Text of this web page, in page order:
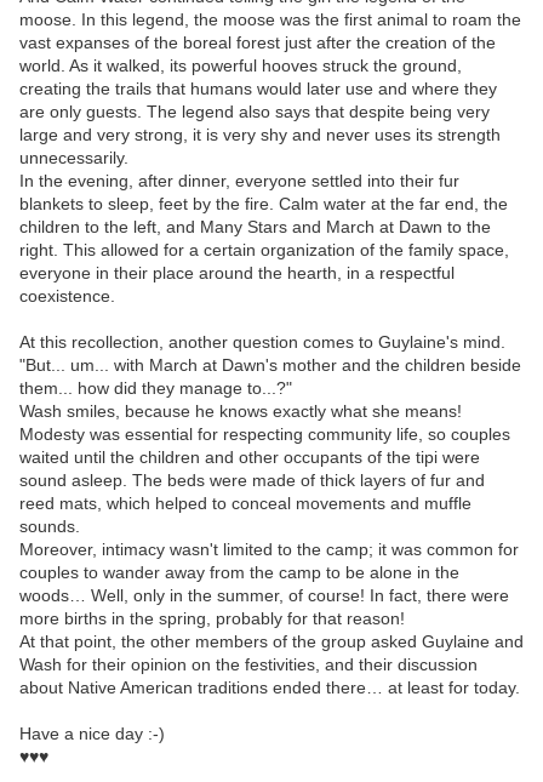
moose. In this legend, the moose was the first animal to roam the
vast expanses of the boreal forest just after the creation of the
world. As it walked, its powerful hooves struck the ground,
creating the trails that humans would later use and where they
are only guests. The legend also says that despite being very
large and very strong, it is very shy and never uses its strength
unnecessarily.
In the evening, after dinner, everyone settled into their fur
blankets to sleep, feet by the fire. Calm water at the far end, the
children to the left, and Many Stars and March at Dawn to the
right. This allowed for a certain organization of the family space,
everyone in their place around the hearth, in a respectful
coexistence.
At this recollection, another question comes to Guylaine's mind.
"But... um... with March at Dawn's mother and the children beside
them... how did they manage to...?"
Wash smiles, because he knows exactly what she means!
Modesty was essential for respecting community life, so couples
waited until the children and other occupants of the tipi were
sound asleep. The beds were made of thick layers of fur and
reed mats, which helped to conceal movements and muffle
sounds.
Moreover, intimacy wasn't limited to the camp; it was common for
couples to wander away from the camp to be alone in the
woods… Well, only in the summer, of course! In fact, there were
more births in the spring, probably for that reason!
At that point, the other members of the group asked Guylaine and
Wash for their opinion on the festivities, and their discussion
about Native American traditions ended there… at least for today.
Have a nice day :-)
♥♥♥